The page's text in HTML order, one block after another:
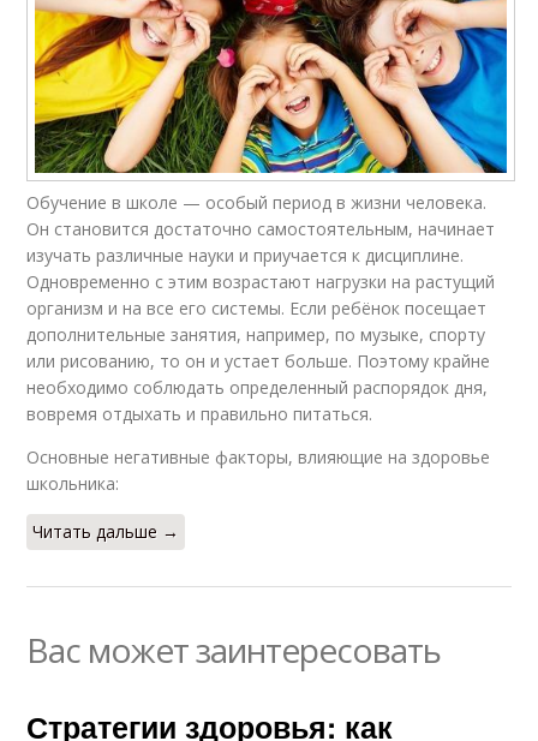
Обучение в школе — особый период в жизни человека.
Он становится достаточно самостоятельным, начинает
изучать различные науки и приучается к дисциплине.
Одновременно с этим возрастают нагрузки на растущий
организм и на все его системы. Если ребёнок посещает
дополнительные занятия, например, по музыке, спорту
или рисованию, то он и устает больше. Поэтому крайне
необходимо соблюдать определенный распорядок дня,
вовремя отдыхать и правильно питаться.
Основные негативные факторы, влияющие на здоровье
школьника:
Читать дальше →
Вас может заинтересовать
Стратегии здоровья: как